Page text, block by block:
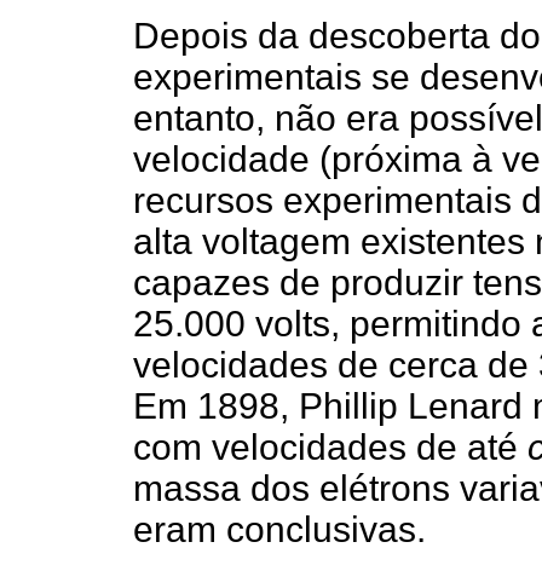
Depois da descoberta
experimentais se
entanto, não era
velocidade (próxima à
recursos experimentais
alta voltagem existentes
capazes de produzir
25.000 volts, permitindo
velocidades de cerca
Em 1898, Phillip Lenard
com velocidades de até
massa dos elétrons
eram conclusivas.